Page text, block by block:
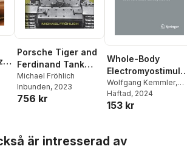
Porsche Tiger and
Ferdinand Tank
Destroyer
Michael Fröhlich
Inbunden, 2023
756 kr
Whole-Body
on
Wolfgang Kemmler,
Michael Fröhlich
Christoph Eifler
Häftad, 2024
153 kr
är intresserad av